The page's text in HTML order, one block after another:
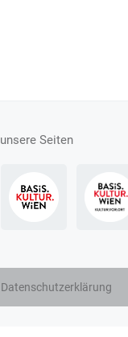
unsere Seiten
Datenschutzerklärung